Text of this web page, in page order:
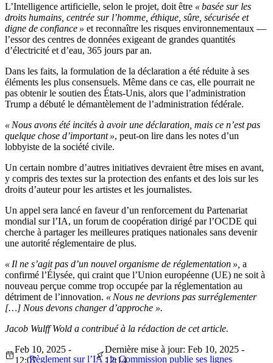
L’Intelligence artificielle, selon le projet, doit être « basée sur les
droits humains, centrée sur l’homme, éthique, sûre, sécurisée et
digne de confiance » et reconnaître les risques environnementaux —
l’essor des centres de données exigeant de grandes quantités
d’électricité et d’eau, 365 jours par an.
Dans les faits, la formulation de la déclaration a été réduite à ses
éléments les plus consensuels. Même dans ce cas, elle pourrait ne
pas obtenir le soutien des États-Unis, alors que l’administration
Trump a débuté le démantèlement de l’administration fédérale.
« Nous avons été incités à avoir une déclaration, mais ce n’est pas
quelque chose d’important », peut-on lire dans les notes d’un
lobbyiste de la société civile.
Un certain nombre d’autres initiatives devraient être mises en avant,
y compris des textes sur la protection des enfants et des lois sur les
droits d’auteur pour les artistes et les journalistes.
Un appel sera lancé en faveur d’un renforcement du Partenariat
mondial sur l’IA, un forum de coopération dirigé par l’OCDE qui
cherche à partager les meilleures pratiques nationales sans devenir
une autorité réglementaire de plus.
« Il ne s’agit pas d’un nouvel organisme de réglementation », a
confirmé l’Élysée, qui craint que l’Union européenne (UE) ne soit à
nouveau perçue comme trop occupée par la réglementation au
détriment de l’innovation. « Nous ne devrions pas surréglementer
[…] Nous devons changer d’approche ».
Jacob Wulff Wold a contribué à la rédaction de cet article.
Règlement sur l’IA : la Commission publie ses lignes
Feb 10, 2025 -
12:07
Dernière mise à jour: Feb 10, 2025 -
12:14